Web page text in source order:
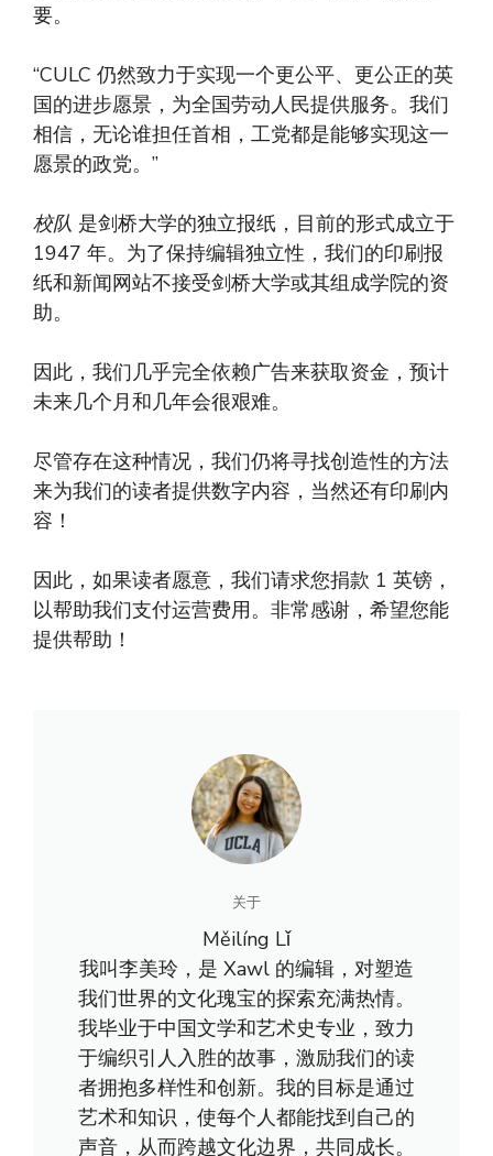
要。
“CULC 仍然致力于实现一个更公平、更公正的英
国的进步愿景，为全国劳动人民提供服务。我们
相信，无论谁担任首相，工党都是能够实现这一
愿景的政党。”
校队 是剑桥大学的独立报纸，目前的形式成立于
1947 年。为了保持编辑独立性，我们的印刷报
纸和新闻网站不接受剑桥大学或其组成学院的资
助。
因此，我们几乎完全依赖广告来获取资金，预计
未来几个月和几年会很艰难。
尽管存在这种情况，我们仍将寻找创造性的方法
来为我们的读者提供数字内容，当然还有印刷内
容！
因此，如果读者愿意，我们请求您捐款 1 英镑，
以帮助我们支付运营费用。非常感谢，希望您能
提供帮助！
关于
Měilíng Lǐ
我叫李美玲，是 Xawl 的编辑，对塑造
我们世界的文化瑰宝的探索充满热情。
我毕业于中国文学和艺术史专业，致力
于编织引人入胜的故事，激励我们的读
者拥抱多样性和创新。我的目标是通过
艺术和知识，使每个人都能找到自己的
声音，从而跨越文化边界，共同成长。